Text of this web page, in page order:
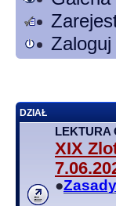
Zaloguj
DZIAŁ
LEKTURA
XIX
●